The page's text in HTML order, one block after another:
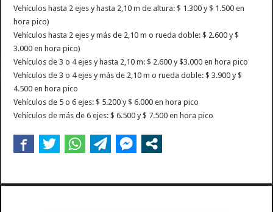
Vehículos hasta 2 ejes y hasta 2,10 m de altura: $ 1.300 y $ 1.500 en
hora pico)
Vehículos hasta 2 ejes y más de 2,10 m o rueda doble: $ 2.600 y $
3.000 en hora pico)
Vehículos de 3 o 4 ejes y hasta 2,10 m: $ 2.600 y $3.000 en hora pico
Vehículos de 3 o 4 ejes y más de 2,10 m o rueda doble: $ 3.900 y $
4.500 en hora pico
Vehículos de 5 o 6 ejes: $ 5.200 y $ 6.000 en hora pico
Vehículos de más de 6 ejes: $ 6.500 y $ 7.500 en hora pico